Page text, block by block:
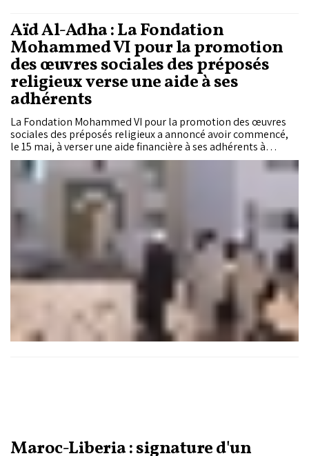
Aïd Al-Adha : La Fondation
Mohammed VI pour la promotion
des œuvres sociales des préposés
religieux verse une aide à ses
adhérents
La Fondation Mohammed VI pour la promotion des œuvres
sociales des préposés religieux a annoncé avoir commencé,
le 15 mai, à verser une aide financière à ses adhérents à
l'occasion de la fête de l'Aïd Al-Adha 1447 de l'Hégire.
Maroc-Liberia : signature d'un